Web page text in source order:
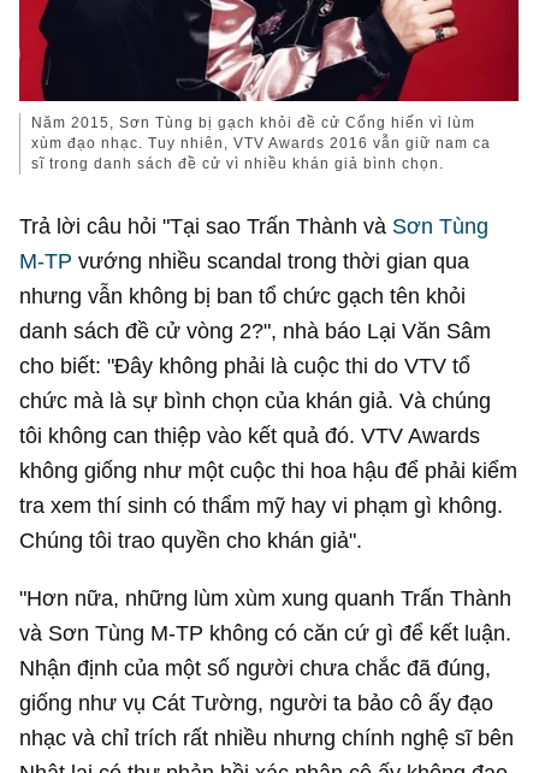
Năm 2015, Sơn Tùng bị gạch khỏi đề cử Cống hiến vì lùm
xùm đạo nhạc. Tuy nhiên, VTV Awards 2016 vẫn giữ nam ca
sĩ trong danh sách đề cử vì nhiều khán giả bình chọn.
Trả lời câu hỏi "Tại sao Trấn Thành và Sơn Tùng
M-TP vướng nhiều scandal trong thời gian qua
nhưng vẫn không bị ban tổ chức gạch tên khỏi
danh sách đề cử vòng 2?", nhà báo Lại Văn Sâm
cho biết: "Đây không phải là cuộc thi do VTV tổ
chức mà là sự bình chọn của khán giả. Và chúng
tôi không can thiệp vào kết quả đó. VTV Awards
không giống như một cuộc thi hoa hậu để phải kiểm
tra xem thí sinh có thẩm mỹ hay vi phạm gì không.
Chúng tôi trao quyền cho khán giả".
"Hơn nữa, những lùm xùm xung quanh Trấn Thành
và Sơn Tùng M-TP không có căn cứ gì để kết luận.
Nhận định của một số người chưa chắc đã đúng,
giống như vụ Cát Tường, người ta bảo cô ấy đạo
nhạc và chỉ trích rất nhiều nhưng chính nghệ sĩ bên